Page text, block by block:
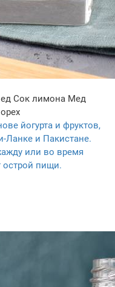
Сок лимона Мед
йогурта и фруктов,
Ланке и Пакистане.
или во время
острой пищи.